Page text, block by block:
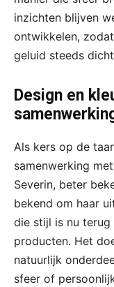
inzichten blijven
ontwikkelen,
geluid steeds
Design en
Als kers op de
samenwerking
Severin, beter
bekend om haar
die stijl is nu terug
producten. Het
natuurlijk
sfeer of